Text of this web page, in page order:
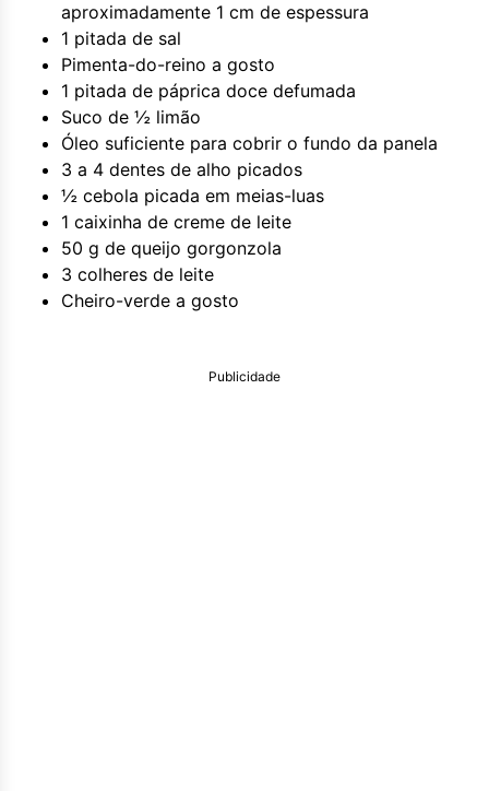
aproximadamente 1 cm de espessura
1 pitada de sal
Pimenta-do-reino a gosto
1 pitada de páprica doce defumada
Suco de ½ limão
Óleo suficiente para cobrir o fundo da panela
3 a 4 dentes de alho picados
½ cebola picada em meias-luas
1 caixinha de creme de leite
50 g de queijo gorgonzola
3 colheres de leite
Cheiro-verde a gosto
Publicidade